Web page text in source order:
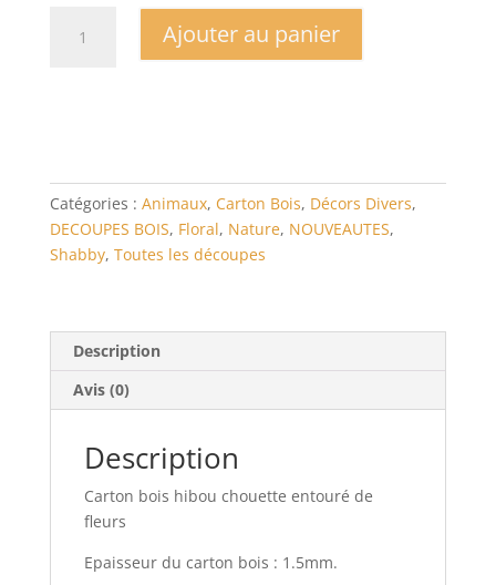
de
fleurs
Ajouter au panier
Catégories : Animaux, Carton Bois, Décors Divers,
DECOUPES BOIS, Floral, Nature, NOUVEAUTES,
Shabby, Toutes les découpes
Description
Avis (0)
Description
Carton bois hibou chouette entouré de
fleurs
Epaisseur du carton bois : 1.5mm.